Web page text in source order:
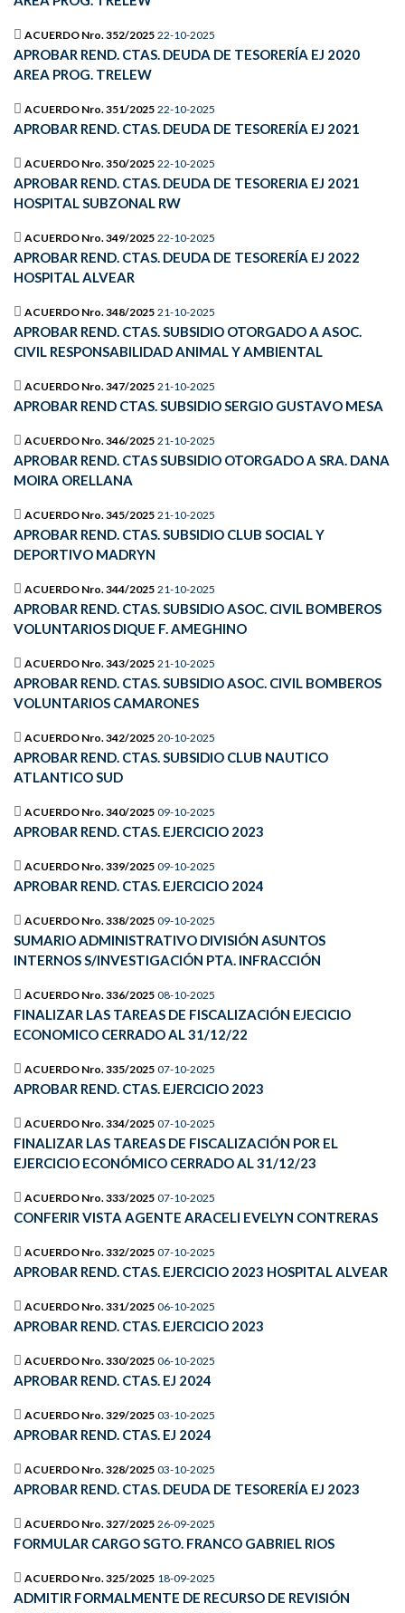
ACUERDO Nro. 352/2025 22-10-2025
APROBAR REND. CTAS. DEUDA DE TESORERÍA EJ 2020
AREA PROG. TRELEW
ACUERDO Nro. 351/2025 22-10-2025
APROBAR REND. CTAS. DEUDA DE TESORERÍA EJ 2021
ACUERDO Nro. 350/2025 22-10-2025
APROBAR REND. CTAS. DEUDA DE TESORERIA EJ 2021
HOSPITAL SUBZONAL RW
ACUERDO Nro. 349/2025 22-10-2025
APROBAR REND. CTAS. DEUDA DE TESORERÍA EJ 2022
HOSPITAL ALVEAR
ACUERDO Nro. 348/2025 21-10-2025
APROBAR REND. CTAS. SUBSIDIO OTORGADO A ASOC.
CIVIL RESPONSABILIDAD ANIMAL Y AMBIENTAL
ACUERDO Nro. 347/2025 21-10-2025
APROBAR REND CTAS. SUBSIDIO SERGIO GUSTAVO MESA
ACUERDO Nro. 346/2025 21-10-2025
APROBAR REND. CTAS SUBSIDIO OTORGADO A SRA. DANA
MOIRA ORELLANA
ACUERDO Nro. 345/2025 21-10-2025
APROBAR REND. CTAS. SUBSIDIO CLUB SOCIAL Y
DEPORTIVO MADRYN
ACUERDO Nro. 344/2025 21-10-2025
APROBAR REND. CTAS. SUBSIDIO ASOC. CIVIL BOMBEROS
VOLUNTARIOS DIQUE F. AMEGHINO
ACUERDO Nro. 343/2025 21-10-2025
APROBAR REND. CTAS. SUBSIDIO ASOC. CIVIL BOMBEROS
VOLUNTARIOS CAMARONES
ACUERDO Nro. 342/2025 20-10-2025
APROBAR REND. CTAS. SUBSIDIO CLUB NAUTICO
ATLANTICO SUD
ACUERDO Nro. 340/2025 09-10-2025
APROBAR REND. CTAS. EJERCICIO 2023
ACUERDO Nro. 339/2025 09-10-2025
APROBAR REND. CTAS. EJERCICIO 2024
ACUERDO Nro. 338/2025 09-10-2025
SUMARIO ADMINISTRATIVO DIVISIÓN ASUNTOS
INTERNOS S/INVESTIGACIÓN PTA. INFRACCIÓN
ACUERDO Nro. 336/2025 08-10-2025
FINALIZAR LAS TAREAS DE FISCALIZACIÓN EJECICIO
ECONOMICO CERRADO AL 31/12/22
ACUERDO Nro. 335/2025 07-10-2025
APROBAR REND. CTAS. EJERCICIO 2023
ACUERDO Nro. 334/2025 07-10-2025
FINALIZAR LAS TAREAS DE FISCALIZACIÓN POR EL
EJERCICIO ECONÓMICO CERRADO AL 31/12/23
ACUERDO Nro. 333/2025 07-10-2025
CONFERIR VISTA AGENTE ARACELI EVELYN CONTRERAS
ACUERDO Nro. 332/2025 07-10-2025
APROBAR REND. CTAS. EJERCICIO 2023 HOSPITAL ALVEAR
ACUERDO Nro. 331/2025 06-10-2025
APROBAR REND. CTAS. EJERCICIO 2023
ACUERDO Nro. 330/2025 06-10-2025
APROBAR REND. CTAS. EJ 2024
ACUERDO Nro. 329/2025 03-10-2025
APROBAR REND. CTAS. EJ 2024
ACUERDO Nro. 328/2025 03-10-2025
APROBAR REND. CTAS. DEUDA DE TESORERÍA EJ 2023
ACUERDO Nro. 327/2025 26-09-2025
FORMULAR CARGO SGTO. FRANCO GABRIEL RIOS
ACUERDO Nro. 325/2025 18-09-2025
ADMITIR FORMALMENTE DE RECURSO DE REVISIÓN